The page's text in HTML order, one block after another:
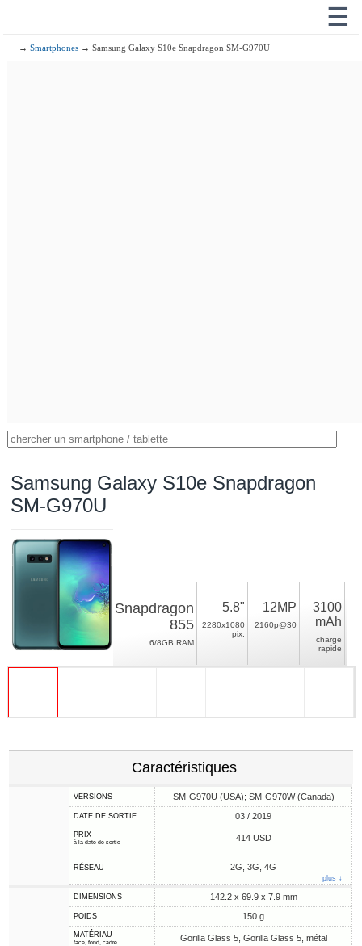
☰
→Smartphones → Samsung Galaxy S10e Snapdragon SM-G970U
Samsung Galaxy S10e Snapdragon
SM-G970U
Snapdragon
855
6/8GB RAM
5.8"
2280x1080
pix.
12MP
2160p@30
3100
mAh
charge
rapide
Caractéristiques
VERSIONS SM-G970U (USA); SM-G970W (Canada)
DATE DE SORTIE 03 / 2019
PRIX
à la date de sortie 414 USD
RÉSEAU 2G, 3G, 4G
plus ↓
DIMENSIONS 142.2 x 69.9 x 7.9 mm
POIDS 150 g
MATÉRIAU
face, fond, cadre Gorilla Glass 5, Gorilla Glass 5, métal